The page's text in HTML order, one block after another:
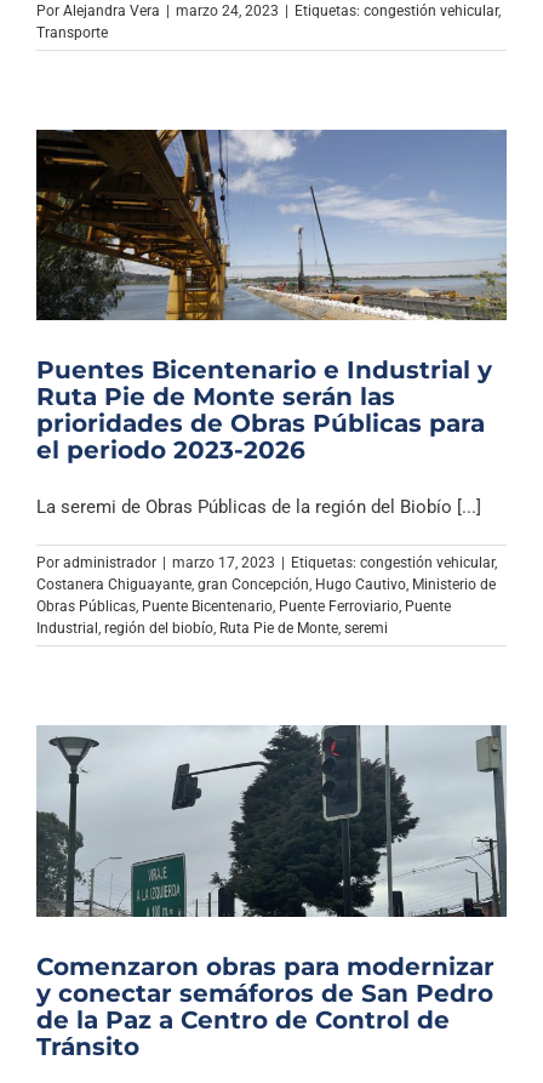
Por Alejandra Vera | marzo 24, 2023 | Etiquetas: congestión vehicular,
Transporte
Puentes Bicentenario e Industrial y
Ruta Pie de Monte serán las
prioridades de Obras Públicas para
el periodo 2023-2026
La seremi de Obras Públicas de la región del Biobío [...]
Por administrador marzo 17, 2023 Etiquetas: congestión vehicular,
Costanera Chiguayante, gran Concepción, Hugo Cautivo, Ministerio de
Obras Públicas, Puente Bicentenario, Puente Ferroviario, Puente
Industrial , región del biobío, Ruta Pie de Monte, seremi
Comenzaron obras para modernizar
y conectar semáforos de San Pedro
de la Paz a Centro de Control de
Tránsito